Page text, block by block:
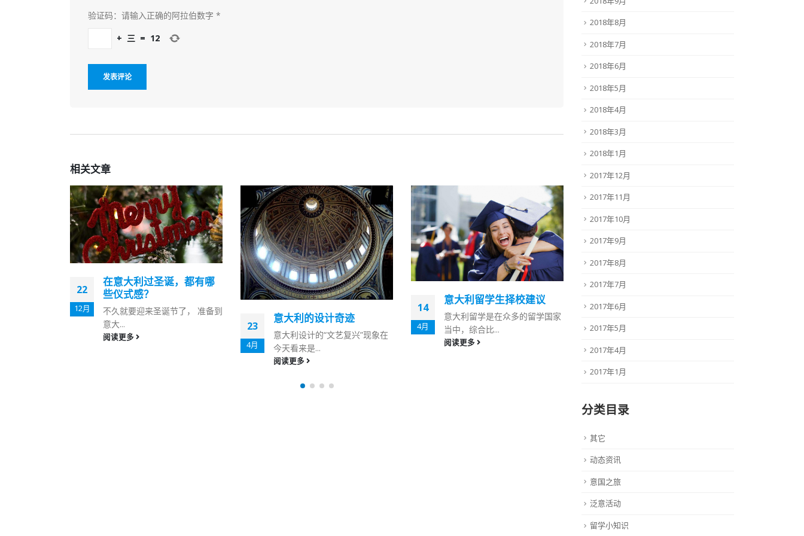
验证码：请输入正确的阿拉伯数字 *
+ 三 = 12
相关文章
22
12月
在意大利过圣诞，都有哪
些仪式感？
不久就要迎来圣诞节了， 准备到
意大...
阅读更多
23
4月
意大利的设计奇迹
意大利设计的“文艺复兴”现象在
今天看来是...
阅读更多
14
4月
意大利留学生择校建议
意大利留学是在众多的留学国家
当中，综合比...
阅读更多
20
4月
意大利留学的特色专业
留学市场，提...
阅读更多
2018年8月
2018年7月
2018年6月
2018年5月
2018年4月
2018年3月
2018年1月
2017年12月
2017年11月
2017年10月
2017年9月
2017年8月
2017年7月
2017年6月
2017年5月
2017年4月
2017年1月
分类目录
其它
动态资讯
意国之旅
泛意活动
留学小知识